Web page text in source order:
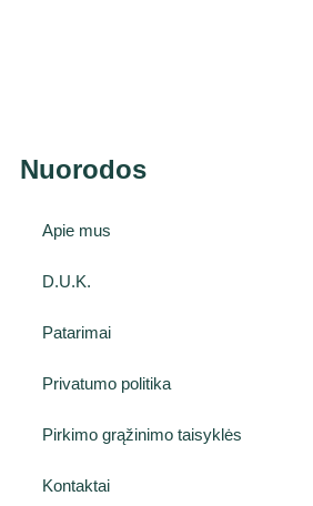
Nuorodos
Apie mus
D.U.K.
Patarimai
Privatumo politika
Pirkimo grąžinimo taisyklės
Kontaktai